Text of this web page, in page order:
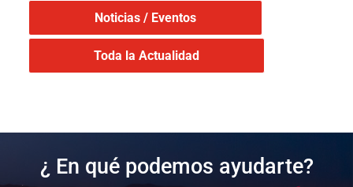
Noticias / Eventos
Toda la Actualidad
¿ En qué podemos ayudarte?